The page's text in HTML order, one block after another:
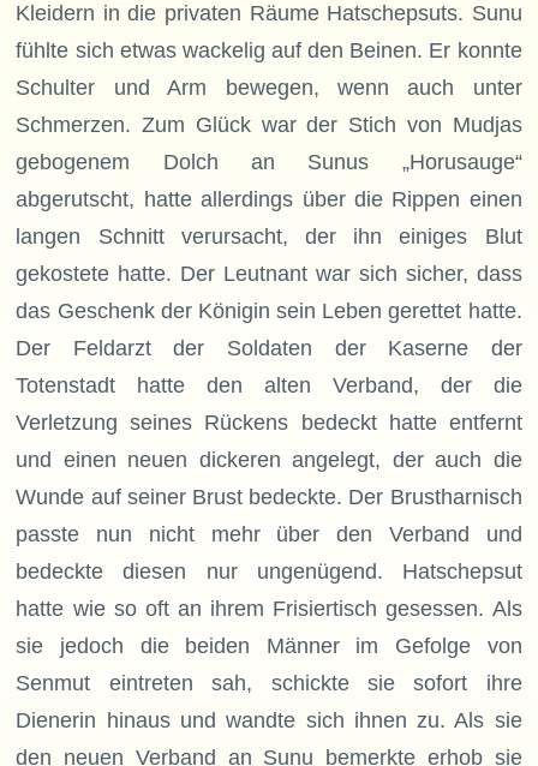
Kleidern in die privaten Räume Hatschepsuts. Sunu
fühlte sich etwas wackelig auf den Beinen. Er konnte
Schulter und Arm bewegen, wenn auch unter
Schmerzen. Zum Glück war der Stich von Mudjas
gebogenem Dolch an Sunus „Horusauge“
abgerutscht, hatte allerdings über die Rippen einen
langen Schnitt verursacht, der ihn einiges Blut
gekostete hatte. Der Leutnant war sich sicher, dass
das Geschenk der Königin sein Leben gerettet hatte.
Der Feldarzt der Soldaten der Kaserne der
Totenstadt hatte den alten Verband, der die
Verletzung seines Rückens bedeckt hatte entfernt
und einen neuen dickeren angelegt, der auch die
Wunde auf seiner Brust bedeckte. Der Brustharnisch
passte nun nicht mehr über den Verband und
bedeckte diesen nur ungenügend. Hatschepsut
hatte wie so oft an ihrem Frisiertisch gesessen. Als
sie jedoch die beiden Männer im Gefolge von
Senmut eintreten sah, schickte sie sofort ihre
Dienerin hinaus und wandte sich ihnen zu. Als sie
den neuen Verband an Sunu bemerkte erhob sie